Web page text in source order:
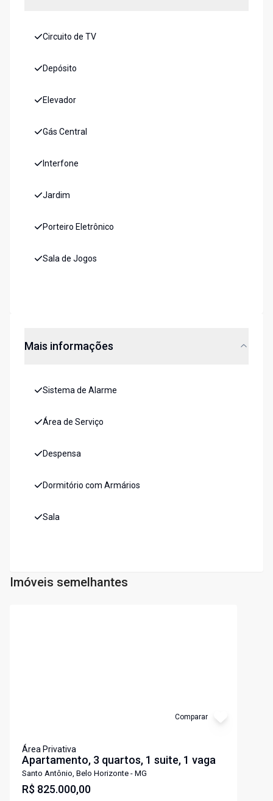
Circuito de TV
Depósito
Elevador
Gás Central
Interfone
Jardim
Porteiro Eletrônico
Sala de Jogos
Mais informações
Sistema de Alarme
Área de Serviço
Despensa
Dormitório com Armários
Sala
Imóveis semelhantes
Comparar
Área Privativa
Apartamento, 3 quartos, 1 suite, 1 vaga
Santo Antônio, Belo Horizonte - MG
R$ 825.000,00